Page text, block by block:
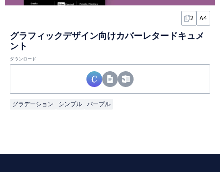
2 A4
グラフィックデザイン向けカバーレタードキュメ
ント
ダウンロード
グラデーション シンプル パープル